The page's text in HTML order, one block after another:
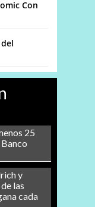
Con
25
y
las
cada